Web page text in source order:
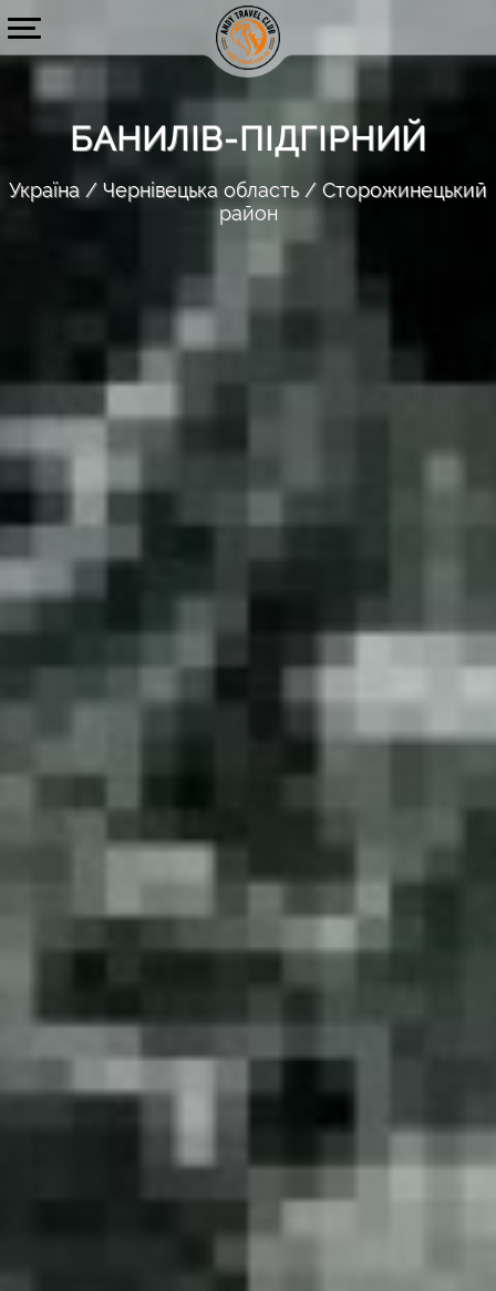
БАНИЛІВ-ПІДГІРНИЙ
Україна Чернівецька область
Сторожинецький
район